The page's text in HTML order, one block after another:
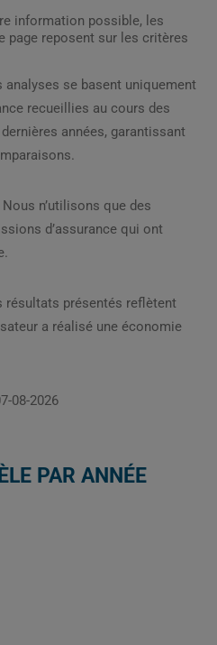
information possible, les
page reposent sur les critères
analyses se basent uniquement
recueillies au cours des
années, garantissant
Nous n’utilisons que des
d’assurance qui ont
résultats présentés reflètent
a réalisé une économie
08-2026
PAR ANNÉE